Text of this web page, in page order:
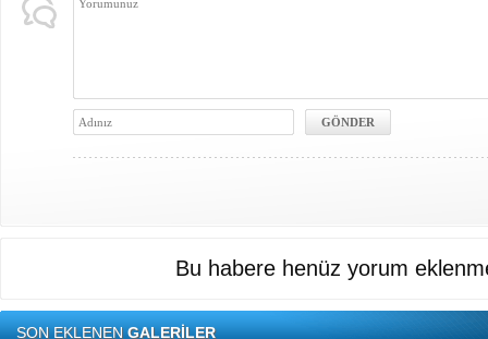
Bu habere henüz yorum
SON EKLENENGALERİLER